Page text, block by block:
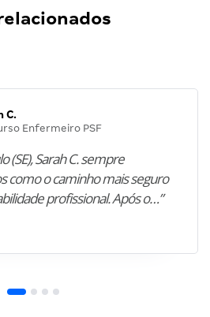
C.
Enfermeiro PSF
(SE), Sarah C. sempre
como o caminho mais seguro
profissional. Após o…”